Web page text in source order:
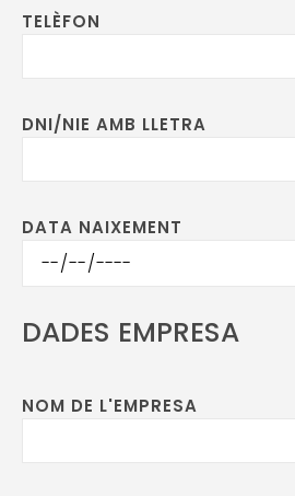
TELÈFON
DNI/NIE AMB LLETRA
DATA NAIXEMENT
DADES EMPRESA
NOM DE L'EMPRESA